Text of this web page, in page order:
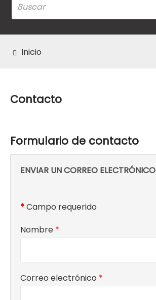
Inicio
Contacto
Formulario de contacto
ENVIAR UN CORREO ELECTRÓNICO
*Campo requerido
Nombre *
Correo electrónico *